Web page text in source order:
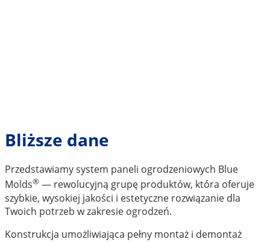
Bliższe dane
Przedstawiamy system paneli ogrodzeniowych Blue
Molds® — rewolucyjną grupę produktów, która oferuje
szybkie, wysokiej jakości i estetyczne rozwiązanie dla
Twoich potrzeb w zakresie ogrodzeń.
Konstrukcja umożliwiająca pełny montaż i demontaż